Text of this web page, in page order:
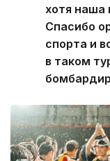
хотя наша
Спасибо
спорта и
в таком